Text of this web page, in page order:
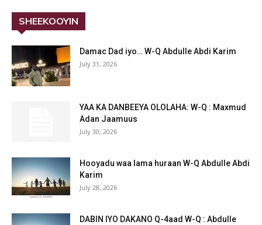
SHEEKOOYIN
Damac Dad iyo… W-Q Abdulle Abdi Karim
July 31, 2026
YAA KA DANBEEYA OLOLAHA: W-Q : Maxmud
Adan Jaamuus
July 30, 2026
Hooyadu waa lama huraan W-Q Abdulle Abdi
Karim
July 28, 2026
DABIN IYO DAKANO Q-4aad W-Q : Abdulle